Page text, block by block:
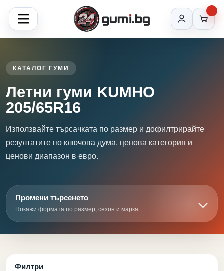
КАТАЛОГ ГУМИ
Летни гуми KUMHO
205/65R16
Използвайте търсачката по размер и дофилтрирайте
резултатите по ключова дума, ценова категория и
ценови диапазон в евро.
Промени търсенето
Покажи формата по размер, сезон и марка
Филтри